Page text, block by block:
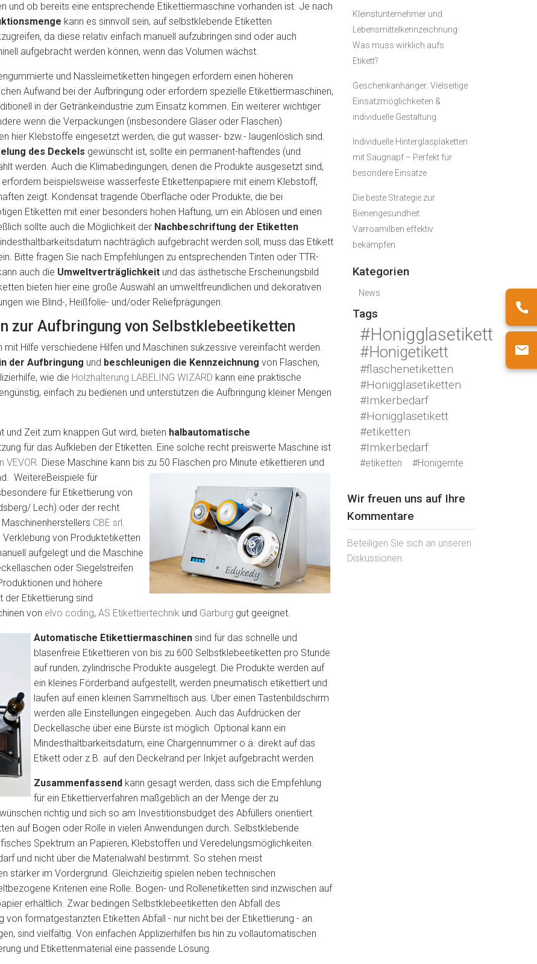
und ob bereits eine entsprechende Etikettiermaschine vorhanden ist. Je nach
kann es sinnvoll sein, auf selbstklebende Etiketten
da diese relativ einfach manuell aufzubringen sind oder auch
aufgebracht werden können, wenn das Volumen wächst.
und Nassleimetiketten hingegen erfordern einen höheren
Aufwand bei der Aufbringung oder erfordern spezielle Etikettiermaschinen,
in der Getränkeindustrie zum Einsatz kommen. Ein weiterer wichtiger
wenn die Verpackungen (insbesondere Gläser oder Flaschen)
hier Klebstoffe eingesetzt werden, die gut wasser- bzw.- laugenlöslich sind.
des Deckels gewünscht ist, sollte ein permanent-haftendes (und
werden. Auch die Klimabedingungen, denen die Produkte ausgesetzt sind,
erfordern beispielsweise wasserfeste Etikettenpapiere mit einem Klebstoff,
zeigt. Kondensat tragende Oberfläche oder Produkte, die bei
Etiketten mit einer besonders hohen Haftung, um ein Ablösen und einen
sollte auch die Möglichkeit der Nachbeschriftung der Etiketten
nachträglich aufgebracht werden soll, muss das Etikett
Bitte fragen Sie nach Empfehlungen zu entsprechenden Tinten oder TTR-
auch die Umweltverträglichkeit und das ästhetische Erscheinungsbild
bieten hier eine große Auswahl an umweltfreundlichen und dekorativen
wie Blind-, Heißfolie- und/oder Reliefprägungen.
zur Aufbringung von Selbstklebeetiketten
Hilfe verschiedene Hilfen und Maschinen sukzessive vereinfacht werden.
der Aufbringung und beschleunigen die Kennzeichnung von Flaschen,
wie die Holzhalterung LABELING WIZARD kann eine praktische
einfach zu bedienen und unterstützen die Aufbringung kleiner Mengen
und Zeit zum knappen Gut wird, bieten halbautomatische
für das Aufkleben der Etiketten. Eine solche recht preiswerte Maschine ist
VEVOR. Diese Maschine kann bis zu 50 Flaschen pro Minute etikettieren und
WeitereBeispiele für
für Etikettierung von
Lech) oder der recht
CBE srl.
von Produktetiketten
aufgelegt und die Maschine
oder Siegelstreifen
und höhere
der Etikettierung sind
von elvo coding, AS Etikettiertechnik und Garburg gut geeignet.
Automatische Etikettiermaschinen sind für das schnelle und
blasenfreie Etikettieren von bis zu 600 Selbstklebeetiketten pro Stunde
auf runden, zylindrische Produkte ausgelegt. Die Produkte werden auf
ein kleines Förderband aufgestellt, werden pneumatisch etikettiert und
laufen auf einen kleinen Sammeltisch aus. Über einen Tastenbildschirm
werden alle Einstellungen eingegeben. Auch das Aufdrücken der
Deckellasche über eine Bürste ist möglich. Optional kann ein
Mindesthaltbarkeitsdatum, eine Chargennummer o.ä. direkt auf das
Etikett oder z.B. auf den Deckelrand per Inkjet aufgebracht werden.
Zusammenfassend kann gesagt werden, dass sich die Empfehlung
für ein Etikettierverfahren maßgeblich an der Menge der zu
richtig und sich so am Investitionsbudget des Abfüllers orientiert.
auf Bogen oder Rolle in vielen Anwendungen durch. Selbstklebende
Spektrum an Papieren, Klebstoffen und Veredelungsmöglichkeiten.
und nicht über die Materialwahl bestimmt. So stehen meist
stärker im Vordergrund. Gleichzieitig spielen neben technischen
Kriterien eine Rolle. Bogen- und Rollenetiketten sind inzwischen auf
erhältlich. Zwar bedingen Selbstklebeetiketten den Abfall des
formatgestanzten Etiketten Abfall - nur nicht bei der Etikettierung - an.
sind vielfältig. Von einfachen Applizierhilfen bis hin zu vollautomatischen
und Etikettenmaterial eine passende Lösung.
Kleinstunternehmer und
Lebensmittelkennzeichnung:
Was muss wirklich aufs
Etikett?
Geschenkanhänger: Vielseitige
Einsatzmöglichkeiten &
individuelle Gestaltung
Individuelle Hinterglasplaketten
mit Saugnapf – Perfekt für
besondere Einsätze
Die beste Strategie zur
Bienengesundheit:
Varroamilben effektiv
bekämpfen
Kategorien
News
Tags
#Honigglasetikett
#Honigetikett
#flaschenetiketten
#Honigglasetiketten
#Imkerbedarf
#Honigglasetikett
#etiketten
#Imkerbedarf
#etiketten #Honigernte
Wir freuen uns auf Ihre
Kommentare
Beteiligen Sie sich an unseren
Diskussionen.